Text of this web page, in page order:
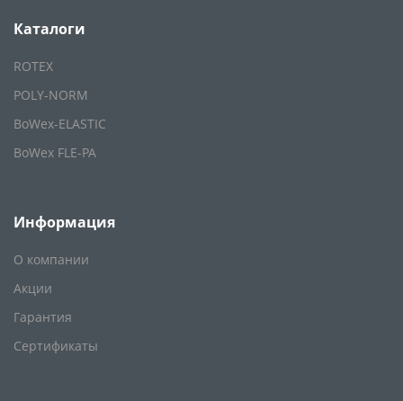
Каталоги
ROTEX
POLY-NORM
BoWex-ELASTIC
BoWex FLE-PA
Информация
О компании
Акции
Гарантия
Сертификаты